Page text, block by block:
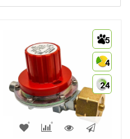
5
4
24